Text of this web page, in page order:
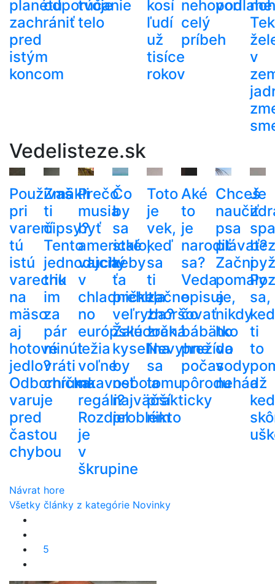
planétu
zachrániť
pred
istým
koncom
odporúčanie
tvoje
telo
kosí
ľudí
už
tisíce
rokov
nehovorí
celý
príbeh
podlahe
v
Vedelisteze.sk
Používaš
pri
varení
tú
istú
varechu
na
mäso
aj
hotové
jedlo?
Odborníčka
varuje
pred
častou
chybou
Zmäkli
ti
čipsy?
Tento
jednoduchý
trik
im
za
pár
minút
vráti
chrumkavosť
Prečo
musia
byť
americké
vajcia
v
chladničke,
no
európske
ležia
voľne
na
regáli?
Rozdiel
je
v
škrupine
Čo
by
sa
stalo,
keby
ťa
prehltla
veľryba?
Žalúdočná
kyselina
by
nebola
najväčší
problém
Toto
je
vek,
keď
sa
ti
začne
zhoršovať
zrak.
Nevyhne
sa
tomu
prakticky
nikto
Aké
to
je
narodiť
sa?
Veda
opisuje,
čo
bábätko
prežíva
počas
pôrodu
Chceš
naučiť
psa
plávať?
Začni
pomaly
a
nikdy
ho
do
vody
nehádž
Je
bez
sa,
ti
to
a
Návrat hore
Všetky články z kategórie Novinky
5